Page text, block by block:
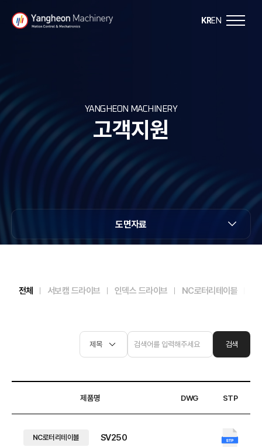
Y
g
h
M
e
KREN
YANGHEON MACHINERY
고객지원
도면자료
전체 서보캠 드라이브 인덱스 드라이브 NC로터리테이블
검색
제품명 DWG STP
NC로터리테이블 SV250